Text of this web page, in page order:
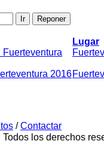
Ir Reponer
Lugar
2016
/Contactar
los derechos